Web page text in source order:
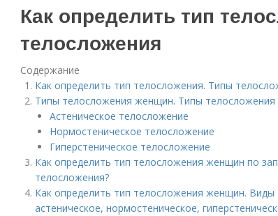
Как определить тип
телосложения
Содержание
Как определить тип телосложения. Типы
Типы телосложения женщин. Типы
Астеническое телосложение
Нормостеническое телосложение
Гиперстеническое телосложение
Как определить тип телосложения женщин по
телосложения?
Как определить тип телосложения женщин.
астеническое, нормостеническое,